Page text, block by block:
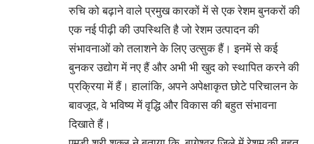
रुचि को बढ़ाने वाले प्रमुख कारकों में से एक रेशम बुनकरों की
एक नई पीढ़ी की उपस्थिति है जो रेशम उत्पादन की
संभावनाओं को तलाशने के लिए उत्सुक हैं। इनमें से कई
बुनकर उद्योग में नए हैं और अभी भी खुद को स्थापित करने की
प्रक्रिया में हैं। हालांकि, अपने अपेक्षाकृत छोटे परिचालन के
बावजूद, वे भविष्य में वृद्धि और विकास की बहुत संभावना
दिखाते हैं।